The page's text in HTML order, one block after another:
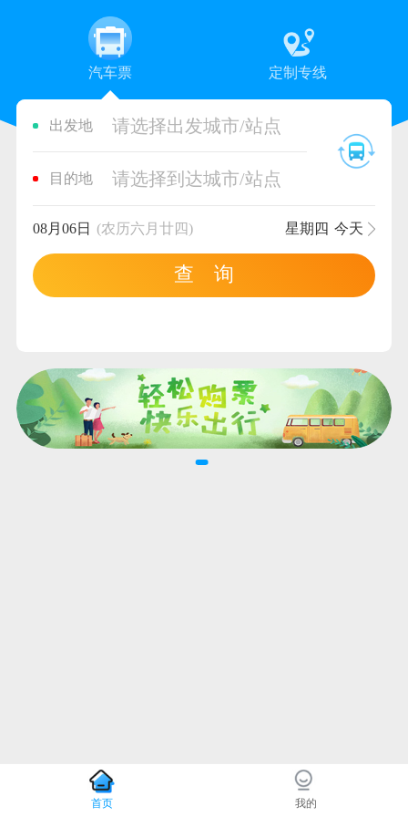
汽车票 定制专线
出发地 请选择出发城市/站点
目的地 请选择到达城市/站点
08月06日 (农历六月廿四) 星期四 今天
查 询
首页 我的